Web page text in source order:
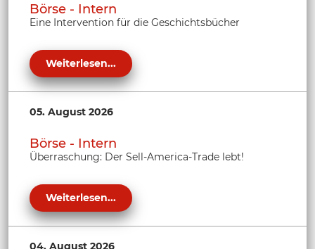
Börse - Intern
Eine Intervention für die Geschichtsbücher
Weiterlesen...
05. August 2026
Börse - Intern
Überraschung: Der Sell-America-Trade lebt!
Weiterlesen...
04. August 2026